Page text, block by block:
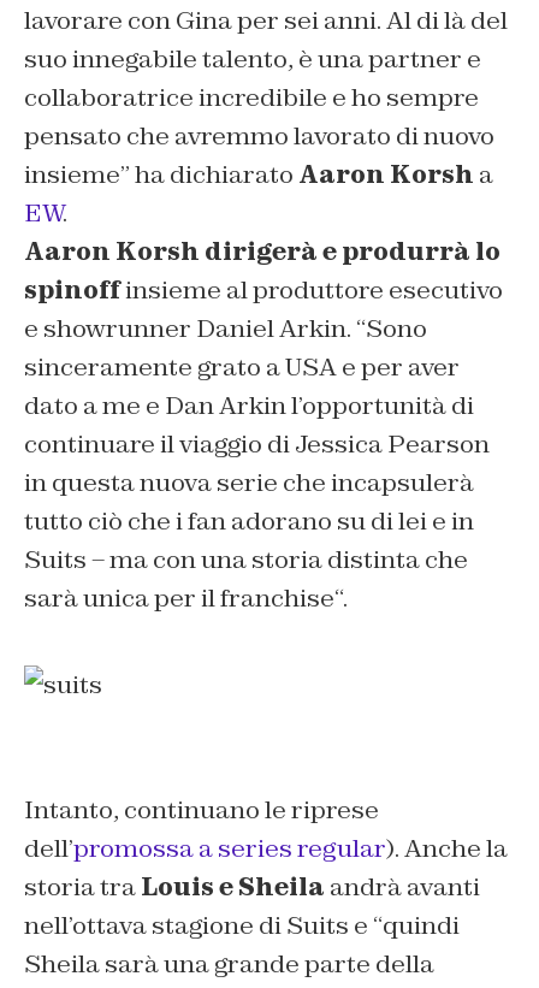
lavorare con Gina per sei anni. Al di là del
suo innegabile talento, è una partner e
collaboratrice incredibile e ho sempre
pensato che avremmo lavorato di nuovo
insieme” ha dichiarato Aaron Korsh a
EW.
Aaron Korsh dirigerà e produrrà lo
spinoffinsieme al produttore esecutivo
e showrunner Daniel Arkin. “Sono
sinceramente grato a USA e per aver
dato a me e Dan Arkin l’opportunità di
continuare il viaggio di Jessica Pearson
in questa nuova serie che incapsulerà
tutto ciò che i fan adorano su di lei e in
Suits – ma con una storia distinta che
sarà unica per il franchise“.
Intanto, continuano le riprese
dell’promossa a series regular). Anche la
storia traLouis e Sheila andrà avanti
nell’ottava stagione di Suits e “quindi
Sheila sarà una grande parte della